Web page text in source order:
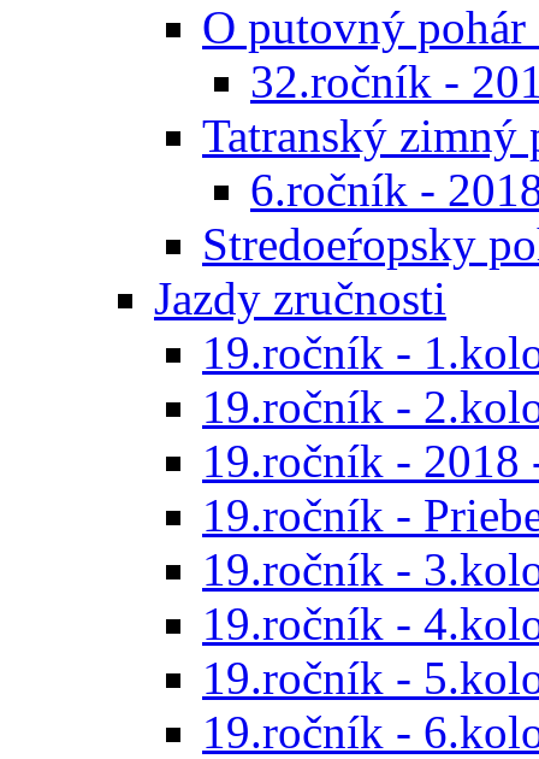
O putovný
32.ročník -
Tatranský zimný
6.ročník -
Stredoeŕopsky
Jazdy zručnosti
19.ročník -
19.ročník -
19.ročník - 2018
19.ročník -
19.ročník -
19.ročník -
19.ročník -
19.ročník -